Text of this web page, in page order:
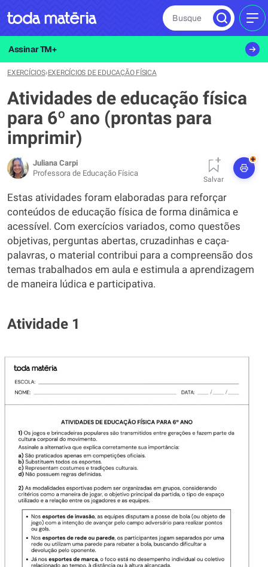
Busque
Assinar TM+
EXERCÍCIOS›EXERCÍCIOS DE EDUCAÇÃO FÍSICA
Atividades de educação física
para 6º ano (prontas para
imprimir)
Juliana Carpi
Professora de Educação Física
Salvar
+
Estas atividades foram elaboradas para reforçar
conteúdos de educação física de forma dinâmica e
acessível. Com exercícios variados, como questões
objetivas, perguntas abertas, cruzadinhas e caça-
palavras, o material contribui para a compreensão dos
temas trabalhados em aula e estimula a aprendizagem
de maneira lúdica e participativa.
Atividade 1